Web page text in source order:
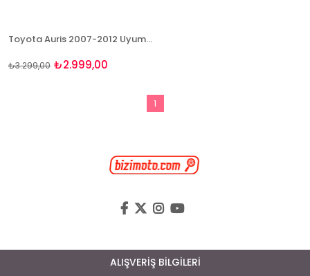
Toyota Auris 2007-2012 Uyumlu 4D Premium Paspas ve Bagaj Havuzu Seti Bizymo
₺2.999,00
₺3.299,00
1
ALIŞVERİŞ BİLGİLERİ